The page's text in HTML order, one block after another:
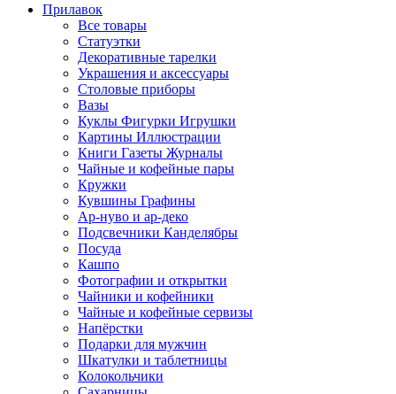
Прилавок
Все товары
Статуэтки
Декоративные тарелки
Украшения и аксессуары
Столовые приборы
Вазы
Куклы Фигурки Игрушки
Картины Иллюстрации
Книги Газеты Журналы
Чайные и кофейные пары
Кружки
Кувшины Графины
Ар-нуво и ар-деко
Подсвечники Канделябры
Посуда
Кашпо
Фотографии и открытки
Чайники и кофейники
Чайные и кофейные сервизы
Напёрстки
Подарки для мужчин
Шкатулки и таблетницы
Колокольчики